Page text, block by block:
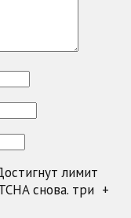
лимит
снова. три +